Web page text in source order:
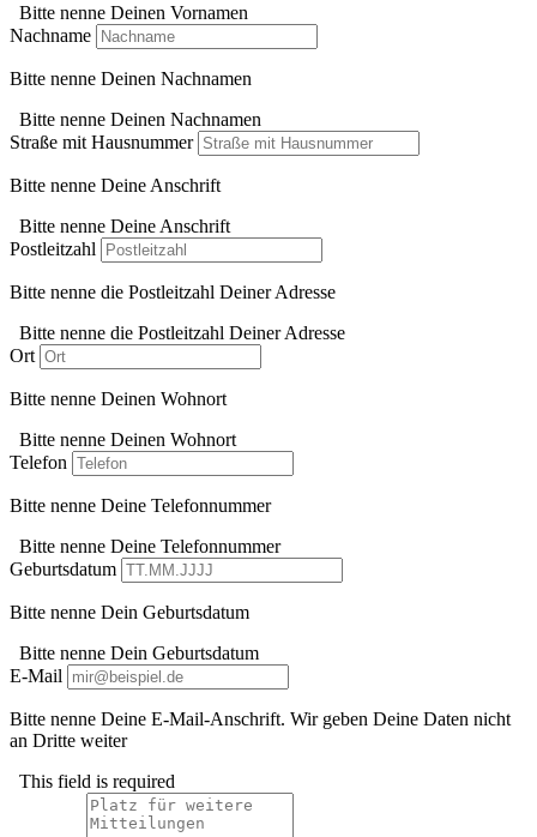
Bitte nenne Deinen Vornamen
Nachname
Bitte nenne Deinen Nachnamen
Bitte nenne Deinen Nachnamen
Straße mit Hausnummer
Bitte nenne Deine Anschrift
Bitte nenne Deine Anschrift
Postleitzahl
Bitte nenne die Postleitzahl Deiner Adresse
Bitte nenne die Postleitzahl Deiner Adresse
Ort
Bitte nenne Deinen Wohnort
Bitte nenne Deinen Wohnort
Telefon
Bitte nenne Deine Telefonnummer
Bitte nenne Deine Telefonnummer
Geburtsdatum
Bitte nenne Dein Geburtsdatum
Bitte nenne Dein Geburtsdatum
E-Mail
Bitte nenne Deine E-Mail-Anschrift. Wir geben Deine Daten nicht
an Dritte weiter
This field is required